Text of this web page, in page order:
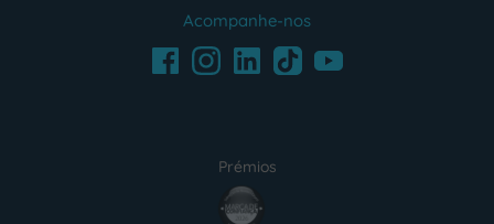
Acompanhe-nos
FacebookInstagramLinkedInTikTokYoutube
Prémios
award4